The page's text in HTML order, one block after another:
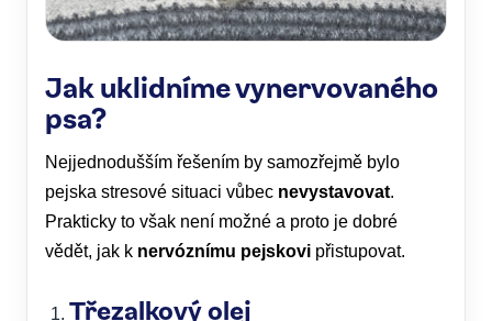
Jak uklidníme vynervovaného
psa?
Nejjednodušším řešením by samozřejmě bylo
pejska stresové situaci vůbec nevystavovat.
Prakticky to však není možné a proto je dobré
vědět, jak k nervóznímu pejskovi přistupovat.
Třezalkový olej